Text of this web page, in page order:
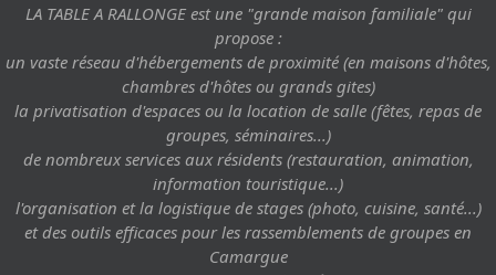
LA TABLE A RALLONGE est une "grande maison familiale" qui
propose :
un vaste réseau d'hébergements de proximité (en maisons d'hôtes,
chambres d'hôtes ou grands gites)
la privatisation d'espaces ou la location de salle (fêtes, repas de
groupes, séminaires...)
de nombreux services aux résidents (restauration, animation,
information touristique...)
l'organisation et la logistique de stages (photo, cuisine, santé...)
et des outils efficaces pour les rassemblements de groupes en
Camargue